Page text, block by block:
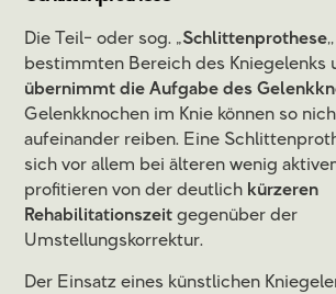
Die Teil- oder sog. „Schlittenprothese
bestimmten Bereich des Kniegelenks
übernimmt die Aufgabe des
Gelenkknochen im Knie können so
aufeinander reiben. Eine
sich vor allem bei älteren wenig
profitieren von der deutlich kürzeren
Rehabilitationszeit gegenüber der
Umstellungskorrektur.
Der Einsatz eines künstlichen